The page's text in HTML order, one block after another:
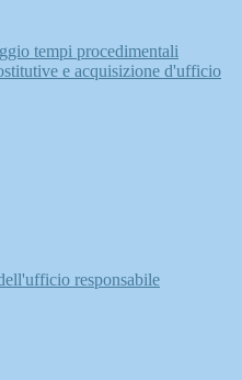
tempi procedimentali
e acquisizione d'ufficio
responsabile